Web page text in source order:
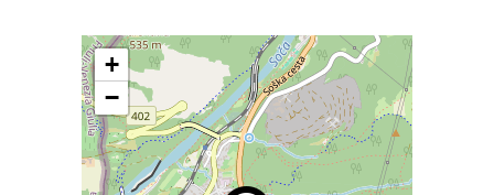
+
−